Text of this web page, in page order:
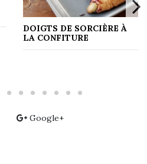
DOIGTS DE SORCIÈRE À
LA CONFITURE
Google+